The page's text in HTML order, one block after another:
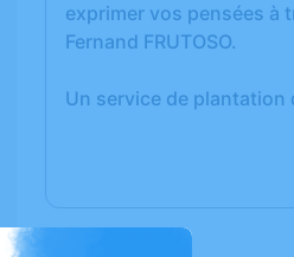
exprimer vos pensées à
Fernand FRUTOSO.
Un service de plantation